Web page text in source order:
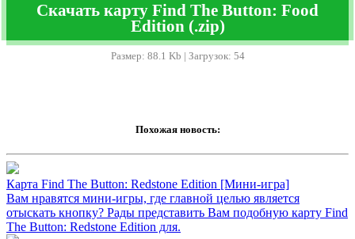
Скачать карту Find The Button: Food
Edition (.zip)
Размер: 88.1 Kb | Загрузок: 54
Похожая новость:
Карта Find The Button: Redstone Edition [Mини-игра]
Вам нравятся мини-игры, где главной целью является
отыскать кнопку? Рады представить Вам подобную карту Find
The Button: Redstone Edition для.